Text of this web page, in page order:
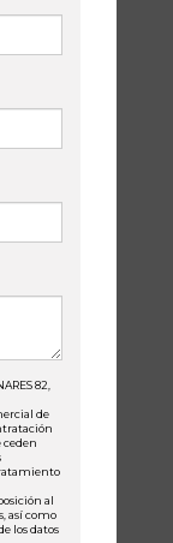
82,
de
ceden
al
así como
los datos